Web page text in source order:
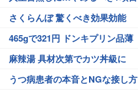
さくらんぼ 驚くべき効果効能
465gで321円 ドンキプリン品薄
麻辣湯 具材次第でカツ丼級に
うつ病患者の本音とNGな接し方